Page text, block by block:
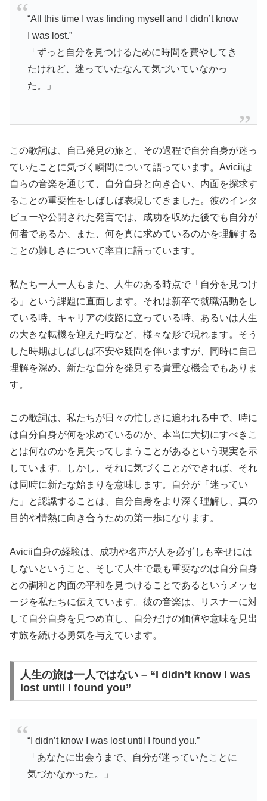
“All this time I was finding myself and I didn’t know
I was lost.”
「ずっと自分を見つけるために時間を費やしてき
たけれど、迷っていたなんて気づいていなかっ
た。」
この歌詞は、自己発見の旅と、その過程で自分自身が迷っ
ていたことに気づく瞬間について語っています。Aviciiは
自らの音楽を通じて、自分自身と向き合い、内面を探求す
ることの重要性をしばしば表現してきました。彼のインタ
ビューや公開された発言では、成功を収めた後でも自分が
何者であるか、また、何を真に求めているのかを理解する
ことの難しさについて率直に語っています。
私たち一人一人もまた、人生のある時点で「自分を見つけ
る」という課題に直面します。それは新卒で就職活動をし
ている時、キャリアの岐路に立っている時、あるいは人生
の大きな転機を迎えた時など、様々な形で現れます。そう
した時期はしばしば不安や疑問を伴いますが、同時に自己
理解を深め、新たな自分を発見する貴重な機会でもありま
す。
この歌詞は、私たちが日々の忙しさに追われる中で、時に
は自分自身が何を求めているのか、本当に大切にすべきこ
とは何なのかを見失ってしまうことがあるという現実を示
しています。しかし、それに気づくことができれば、それ
は同時に新たな始まりを意味します。自分が「迷ってい
た」と認識することは、自分自身をより深く理解し、真の
目的や情熱に向き合うための第一歩になります。
Avicii自身の経験は、成功や名声が人を必ずしも幸せには
しないということ、そして人生で最も重要なのは自分自身
との調和と内面の平和を見つけることであるというメッセ
ージを私たちに伝えています。彼の音楽は、リスナーに対
して自分自身を見つめ直し、自分だけの価値や意味を見出
す旅を続ける勇気を与えています。
人生の旅は一人ではない – “I didn’t know I was
lost until I found you”
“I didn’t know I was lost until I found you.”
「あなたに出会うまで、自分が迷っていたことに
気づかなかった。」